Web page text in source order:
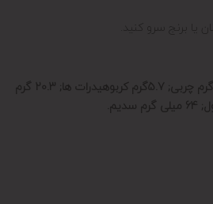
یا برنج سرو کنید.
5.7گرم کربوهیدرات ها; 20.3 گرم
64 میلی گرم سدیم.